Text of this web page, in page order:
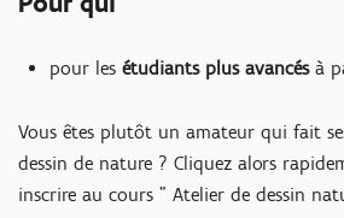
pour lesétudiants plus avancésà
Vous êtes plutôt un amateur qui fait
dessin de nature ? Cliquez alors
inscrire au cours " Atelier de dessin